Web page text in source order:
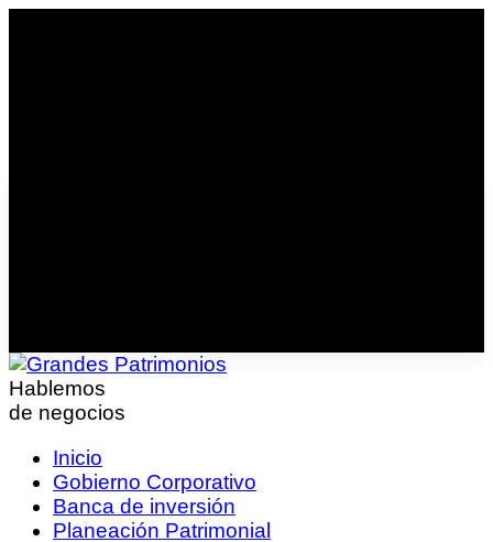
Hablemos
de negocios
Inicio
Gobierno Corporativo
Banca de inversión
Planeación Patrimonial